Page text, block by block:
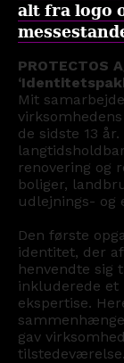
alt fra logo
PROTECTOS
Mit samarbejde
virksomhedens
de sidste 13 år.
renovering og
boliger,
udlejnings- og
Den første
identitet, der
henvendte sig
inkluderede et
ekspertise.
gav
tilstedeværelse.